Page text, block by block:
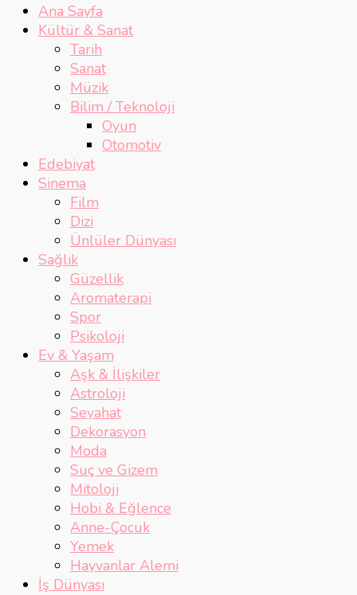
Ana Sayfa
Kültür & Sanat
Tarih
Sanat
Müzik
Bilim / Teknoloji
Oyun
Otomotiv
Edebiyat
Sinema
Film
Dizi
Ünlüler Dünyası
Sağlık
Güzellik
Aromaterapi
Spor
Psikoloji
Ev & Yaşam
Aşk & İlişkiler
Astroloji
Seyahat
Dekorasyon
Moda
Suç ve Gizem
Mitoloji
Hobi & Eğlence
Anne-Çocuk
Yemek
Hayvanlar Alemi
İş Dünyası